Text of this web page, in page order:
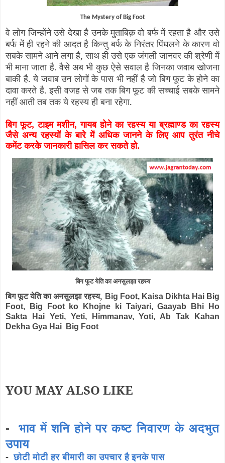
The Mystery of Big Foot
वे लोग जिन्होंने उसे देखा है उनके मुताबिक़ वो बर्फ में रहता है और उसे
बर्फ में ही रहने की आदत है किन्तु बर्फ के निरंतर पिंघलने के कारण वो
सबके सामने आने लगा है, साथ ही उसे एक जंगली जानवर की श्रेणी में
भी माना जाता है. वैसे अब भी कुछ ऐसे सवाल है जिनका जवाब खोजना
बाकी है. ये जवाब उन लोगों के पास भी नहीं है जो बिग फूट के होने का
दावा करते है. इसी वजह से जब तक बिग फूट की सच्चाई सबके सामने
नहीं आती तब तक ये रहस्य ही बना रहेगा.
बिग फूट, टाइम मशीन, गायब होने का रहस्य या ब्रह्माण्ड का रहस्य
जैसे अन्य रहस्यों के बारे में अधिक जानने के लिए आप तुरंत नीचे
कमेंट करके जानकारी हासिल कर सकते हो.
बिग फूट येति का अनसुलझा रहस्य
बिग फूट येति का अनसुलझा रहस्य, Big Foot, Kaisa Dikhta Hai Big
Foot, Big Foot ko Khojne ki Taiyari, Gaayab Bhi Ho
Sakta Hai Yeti, Yeti, Himmanav, Yoti, Ab Tak Kahan
Dekha Gya Hai Big Foot
YOU MAY ALSO LIKE
- भाव में शनि होने पर कष्ट निवारण के अदभुत
उपाय
-छोटी मोटी हर बीमारी का उपचार है इनके पास